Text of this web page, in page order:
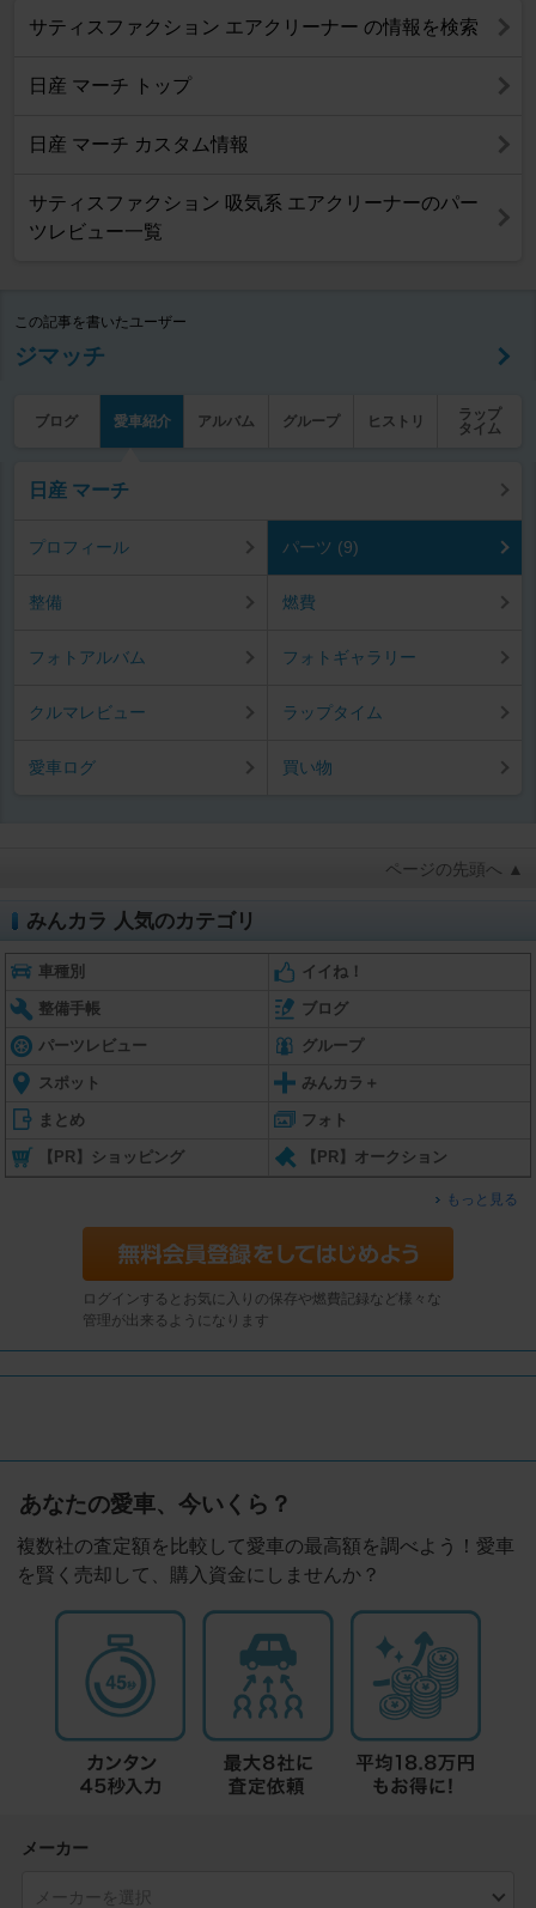
サティスファクション エアクリーナー の情報を検索
日産 マーチ トップ
日産 マーチ カスタム情報
サティスファクション 吸気系 エアクリーナーのパー
ツレビュー一覧
この記事を書いたユーザー
ジマッチ
ブログ 愛車紹介 アルバム グループ ヒストリ
ラップ
タイム
日産 マーチ
プロフィール パーツ (9)
整備 燃費
フォトアルバム フォトギャラリー
クルマレビュー ラップタイム
愛車ログ 買い物
ページの先頭へ ▲
みんカラ 人気のカテゴリ
車種別 イイね！
整備手帳 ブログ
パーツレビュー グループ
スポット みんカラ＋
まとめ フォト
【PR】ショッピング 【PR】オークション
もっと見る
ログインするとお気に入りの保存や燃費記録など様々な
管理が出来るようになります
あなたの愛車、今いくら？
複数社の査定額を比較して愛車の最高額を調べよう！愛車
を賢く売却して、購入資金にしませんか？
メーカー